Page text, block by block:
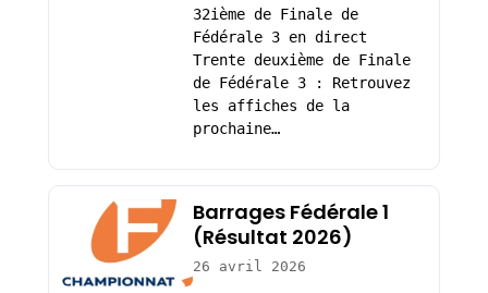
32ième de Finale de
Fédérale 3 en direct
Trente deuxième de Finale
de Fédérale 3 : Retrouvez
les affiches de la
prochaine…
Barrages Fédérale 1
(Résultat 2026)
26 avril 2026